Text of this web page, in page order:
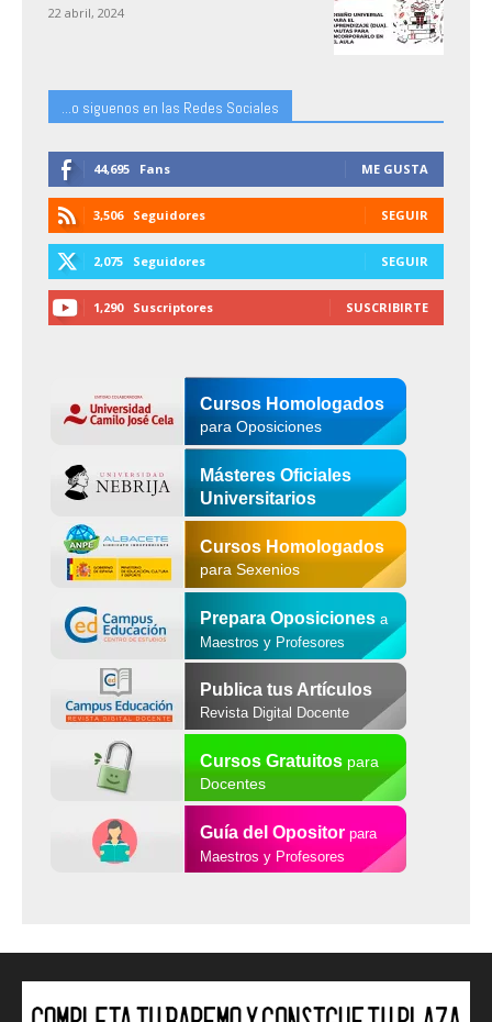
22 abril, 2024
...o siguenos en las Redes Sociales
44,695 Fans ME GUSTA
3,506 Seguidores SEGUIR
2,075 Seguidores SEGUIR
1,290 Suscriptores SUSCRIBIRTE
Cursos Homologados
para Oposiciones
Másteres Oficiales
Universitarios
Cursos Homologados
para Sexenios
Prepara Oposiciones a
Maestros y Profesores
Publica tus Artículos
Revista Digital Docente
Cursos Gratuitospara
Docentes
Guía del Opositor para
Maestros y Profesores